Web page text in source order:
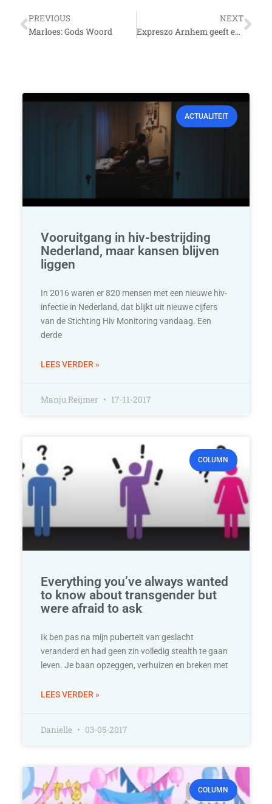
Vorige
PREVIOUS
Marloes: Gods Woord
NEXT
Expreszo Arnhem geeft een feestje!
ACTUALITEIT
Vooruitgang in hiv-bestrijding
Nederland, maar kansen blijven
liggen
In 2016 waren er 820 mensen met een nieuwe hiv-
infectie in Nederland, dat blijkt uit nieuwe cijfers
van de Stichting Hiv Monitoring vandaag. Een
derde
LEES VERDER »
Manju Reijmer 17-11-2017
COLUMN
Everything you’ve always wanted
to know about transgender but
were afraid to ask
Ik ben pas na mijn puberteit van geslacht
veranderd en had geen zin volledig stealth te gaan
leven. Je baan opzeggen, verhuizen en breken met
LEES VERDER »
Danielle 03-05-2017
COLUMN